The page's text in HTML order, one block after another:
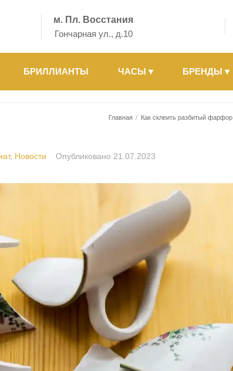
м. Пл. Восстания
Гончарная ул., д.10
БРИЛЛИАНТЫ ЧАСЫ ▾ БРЕНДЫ ▾
Главная / Как склеить разбитый фарфор
, Новости Опубликовано 21.07.2023